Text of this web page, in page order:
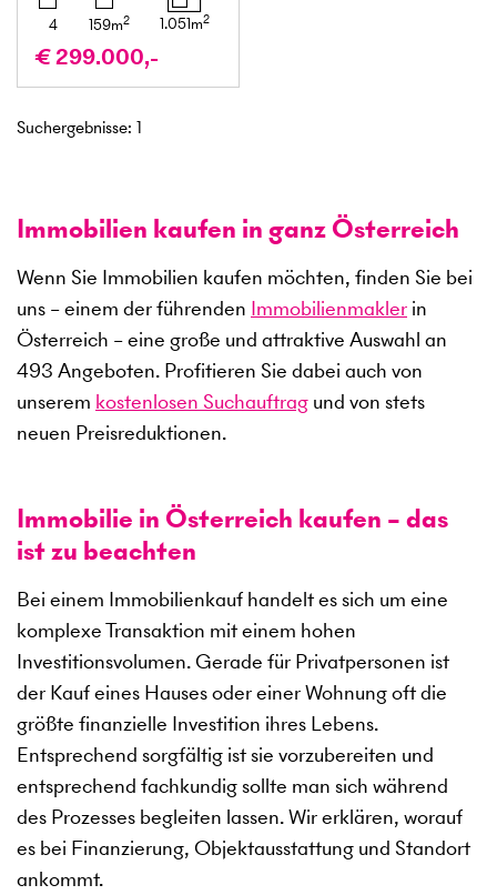
4 159m2 1.051m2
€ 299.000,-
Suchergebnisse: 1
Immobilien kaufen in ganz Österreich
Wenn Sie Immobilien kaufen möchten, finden Sie bei
uns – einem der führenden Immobilienmakler in
Österreich – eine große und attraktive Auswahl an
493 Angeboten. Profitieren Sie dabei auch von
unserem kostenlosen Suchauftrag und von stets
neuen Preisreduktionen.
Immobilie in Österreich kaufen – das
ist zu beachten
Bei einem Immobilienkauf handelt es sich um eine
komplexe Transaktion mit einem hohen
Investitionsvolumen. Gerade für Privatpersonen ist
der Kauf eines Hauses oder einer Wohnung oft die
größte finanzielle Investition ihres Lebens.
Entsprechend sorgfältig ist sie vorzubereiten und
entsprechend fachkundig sollte man sich während
des Prozesses begleiten lassen. Wir erklären, worauf
es bei Finanzierung, Objektausstattung und Standort
ankommt.